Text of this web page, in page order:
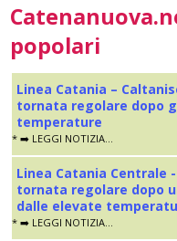
popolari
Linea Catania –
tornata regolare dopo
temperature
* ➡️ LEGGI NOTIZIA...
Linea Catania Centrale
tornata regolare dopo
dalle elevate
* ➡️ LEGGI NOTIZIA...